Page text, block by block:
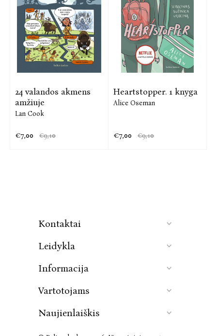
24 valandos akmens
amžiuje
Lan Cook
€7,00 €9,10
Heartstopper. 1 knyga
Alice Oseman
€7,00 €9,10
Kontaktai
Leidykla
Informacija
Vartotojams
Naujienlaiškis